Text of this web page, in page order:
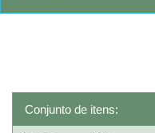
Conjunto de itens: